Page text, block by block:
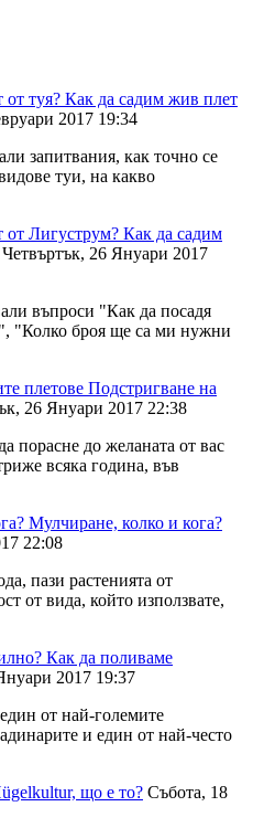
Как да садим жив плет
2017 19:34
запитвания, как точно се
туи, на какво
Как да садим
Четвъртък, 26 Януари 2017
въпроси "Как да посадя
"Колко броя ще са ми нужни
Подстригване на
26 Януари 2017 22:38
порасне до желаната от вас
всяка година, във
Мулчиране, колко и кога?
22:08
пази растенията от
от вида, който използвате,
Как да поливаме
2017 19:37
от най-големите
и един от най-често
що е то? Събота, 18